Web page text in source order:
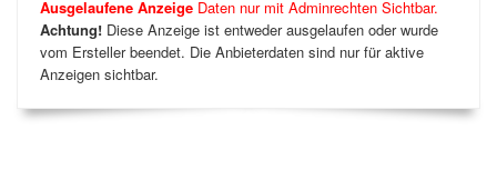
Ausgelaufene Anzeige Daten nur mit Adminrechten Sichtbar.
Achtung! Diese Anzeige ist entweder ausgelaufen oder wurde
vom Ersteller beendet. Die Anbieterdaten sind nur für aktive
Anzeigen sichtbar.